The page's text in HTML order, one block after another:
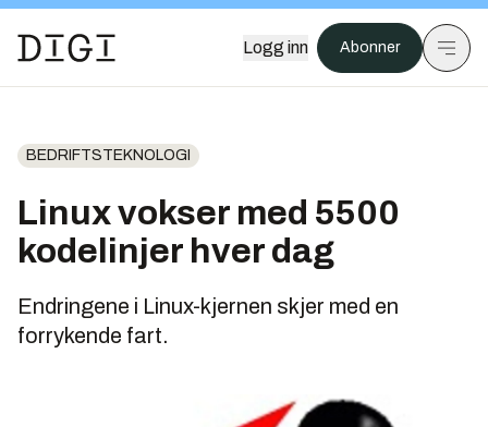
Logg inn Abonner
BEDRIFTSTEKNOLOGI
Linux vokser med 5500
kodelinjer hver dag
Endringene i Linux-kjernen skjer med en
forrykende fart.